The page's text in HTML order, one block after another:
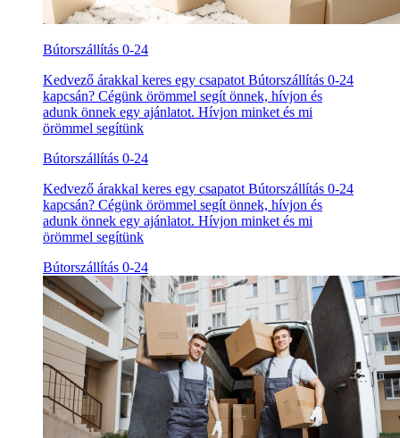
Bútorszállítás 0-24
Kedvező árakkal keres egy csapatot Bútorszállítás 0-24
kapcsán? Cégünk örömmel segít önnek, hívjon és
adunk önnek egy ajánlatot. Hívjon minket és mi
örömmel segítünk
Bútorszállítás 0-24
Kedvező árakkal keres egy csapatot Bútorszállítás 0-24
kapcsán? Cégünk örömmel segít önnek, hívjon és
adunk önnek egy ajánlatot. Hívjon minket és mi
örömmel segítünk
Bútorszállítás 0-24